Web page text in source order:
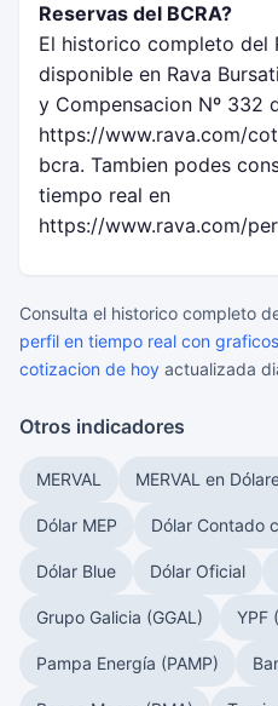
Reservas del BCRA?
El historico completo del
disponible en Rava
y Compensacion Nº 332
https://www.rava.com/
bcra. Tambien podes
tiempo real en
https://www.rava.com/
Consulta el historico completo
perfil en tiempo real con graficos
cotizacion de hoy actualizada
Otros indicadores
MERVAL MERVAL en
Dólar MEP Dólar Contado
Dólar Blue Dólar Oficial
Grupo Galicia (GGAL) YPF
Pampa Energía (PAMP)